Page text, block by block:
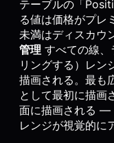
テーブルの「
る値は価格がプレ
未満はディスカウ
管理 すべての線
リングする）レン
描画される。最も
として最初に描画
面に描画される —
レンジが視覚的に